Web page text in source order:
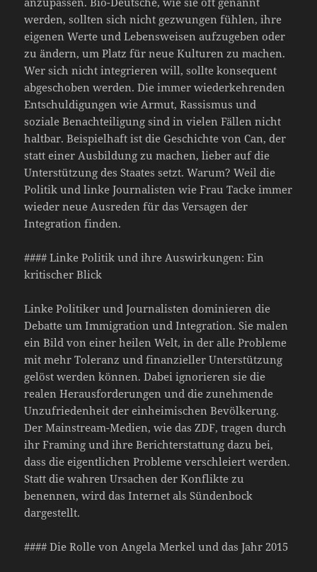
werden, sollten sich nicht gezwungen fühlen, ihre
eigenen Werte und Lebensweisen aufzugeben oder
zu ändern, um Platz für neue Kulturen zu machen.
Wer sich nicht integrieren will, sollte konsequent
abgeschoben werden. Die immer wiederkehrenden
Entschuldigungen wie Armut, Rassismus und
soziale Benachteiligung sind in vielen Fällen nicht
haltbar. Beispielhaft ist die Geschichte von Can, der
statt einer Ausbildung zu machen, lieber auf die
Unterstützung des Staates setzt. Warum? Weil die
Politik und linke Journalisten wie Frau Tacke immer
wieder neue Ausreden für das Versagen der
Integration finden.
#### Linke Politik und ihre Auswirkungen: Ein
kritischer Blick
Linke Politiker und Journalisten dominieren die
Debatte um Immigration und Integration. Sie malen
ein Bild von einer heilen Welt, in der alle Probleme
mit mehr Toleranz und finanzieller Unterstützung
gelöst werden können. Dabei ignorieren sie die
realen Herausforderungen und die zunehmende
Unzufriedenheit der einheimischen Bevölkerung.
Der Mainstream-Medien, wie das ZDF, tragen durch
ihr Framing und ihre Berichterstattung dazu bei,
dass die eigentlichen Probleme verschleiert werden.
Statt die wahren Ursachen der Konflikte zu
benennen, wird das Internet als Sündenbock
dargestellt.
#### Die Rolle von Angela Merkel und das Jahr 2015